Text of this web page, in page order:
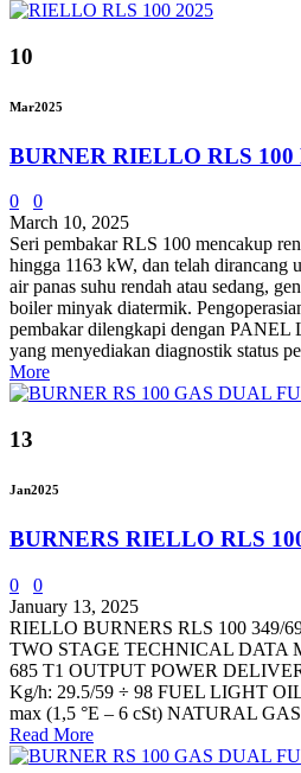
10
Mar2025
BURNER RIELLO RLS
0
0
March 10, 2025
Seri pembakar RLS 100 mencakup
hingga 1163 kW, dan telah dirancang
air panas suhu rendah atau sedang,
boiler minyak diatermik.
pembakar dilengkapi dengan PANEL
yang menyediakan diagnostik status
More
13
Jan2025
BURNERS RIELLO RLS
0
0
January 13, 2025
RIELLO BURNERS RLS 100 349/
TWO STAGE TECHNICAL DATA
685 T1 OUTPUT POWER
Kg/h: 29.5/59 ÷ 98 FUEL LIGHT
max (1,5 °E – 6 cSt) NATURAL
Read More